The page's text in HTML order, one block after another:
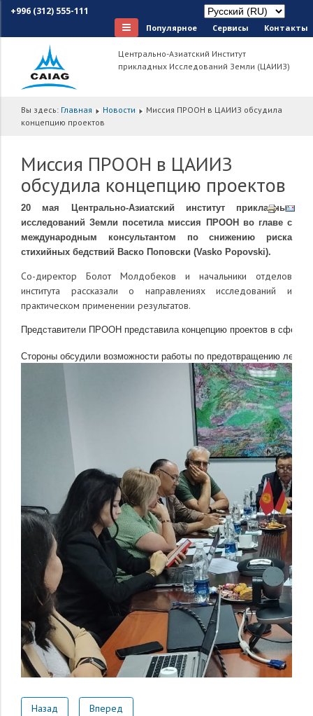
+996 (312) 555-111
Популярное Сервисы Контакты
Центрально-Азиатский Институт
прикладных Исследований Земли (ЦАИИЗ)
Вы здесь: Главная Новости
Миссия ПРООН в ЦАИИЗ обсудила
концепцию проектов
Миссия ПРООН в ЦАИИЗ
обсудила концепцию проектов
20 мая Центрально-Азиатский институт прикладных
исследований Земли посетила миссия ПРООН во главе с
международным консультантом по снижению риска
стихийных бедствий Васко Поповски (Vasko Popovski).
Со-директор Болот Молдобеков и начальники отделов
института рассказали о направлениях исследований и
практическом применении результатов.
Представители ПРООН представила концепцию проектов в сфере
Стороны обсудили возможности работы по предотвращению
Назад Вперед